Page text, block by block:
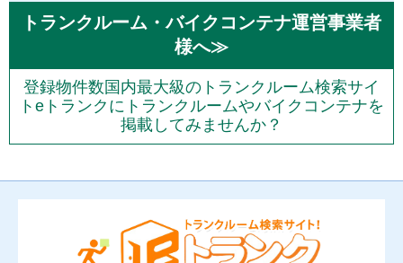
トランクルーム・バイクコンテナ運営事業者
様へ≫
登録物件数国内最大級のトランクルーム検索サイ
トeトランクにトランクルームやバイクコンテナを
掲載してみませんか？